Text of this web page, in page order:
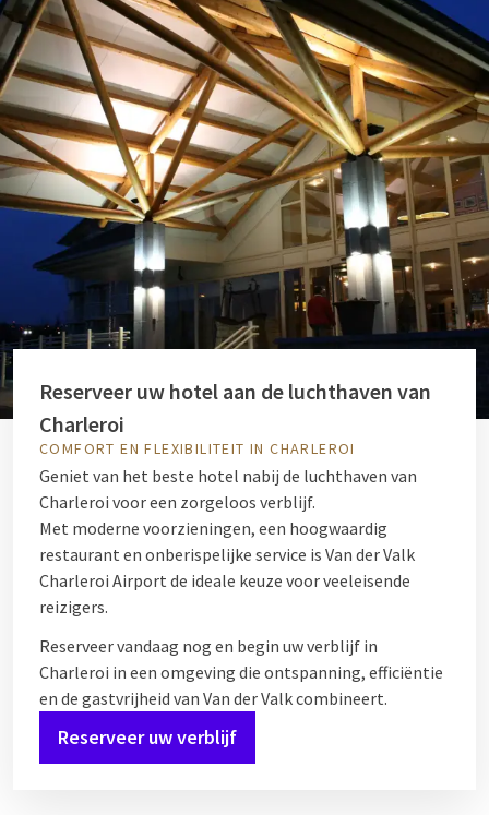
Reserveer uw hotel aan de luchthaven van
Charleroi
COMFORT EN FLEXIBILITEIT IN CHARLEROI
Geniet van het beste hotel nabij de luchthaven van
Charleroi voor een zorgeloos verblijf.
Met moderne voorzieningen, een hoogwaardig
restaurant en onberispelijke service is Van der Valk
Charleroi Airport de ideale keuze voor veeleisende
reizigers.
Reserveer vandaag nog en begin uw verblijf in
Charleroi in een omgeving die ontspanning, efficiëntie
en de gastvrijheid van Van der Valk combineert.
Reserveer uw verblijf